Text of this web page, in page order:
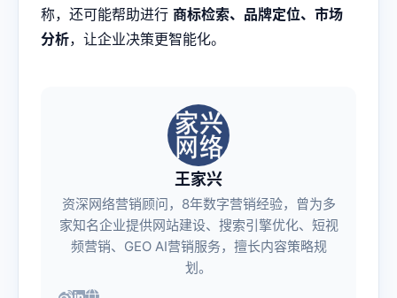
称，还可能帮助进行 商标检索、品牌定位、市场
分析，让企业决策更智能化。
王家兴
资深网络营销顾问，8年数字营销经验，曾为多
家知名企业提供网站建设、搜索引擎优化、短视
频营销、GEO AI营销服务，擅长内容策略规
划。